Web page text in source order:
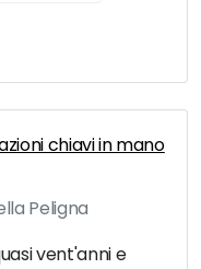
chiavi in mano
Peligna
vent'anni e